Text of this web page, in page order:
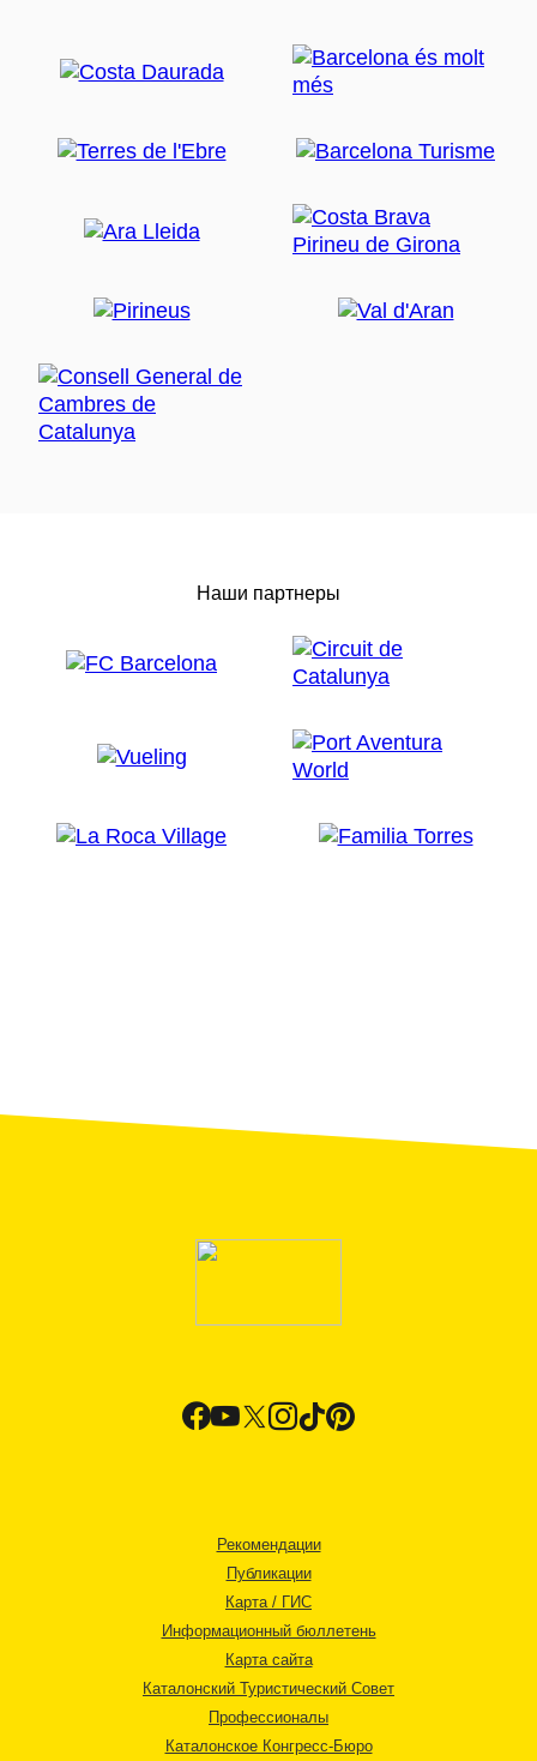
Наши партнеры
Рекомендации
Публикации
Карта / ГИС
Информационный бюллетень
Карта сайта
Каталонский Туристический Совет
Профессионалы
Каталонское Конгресс-Бюро